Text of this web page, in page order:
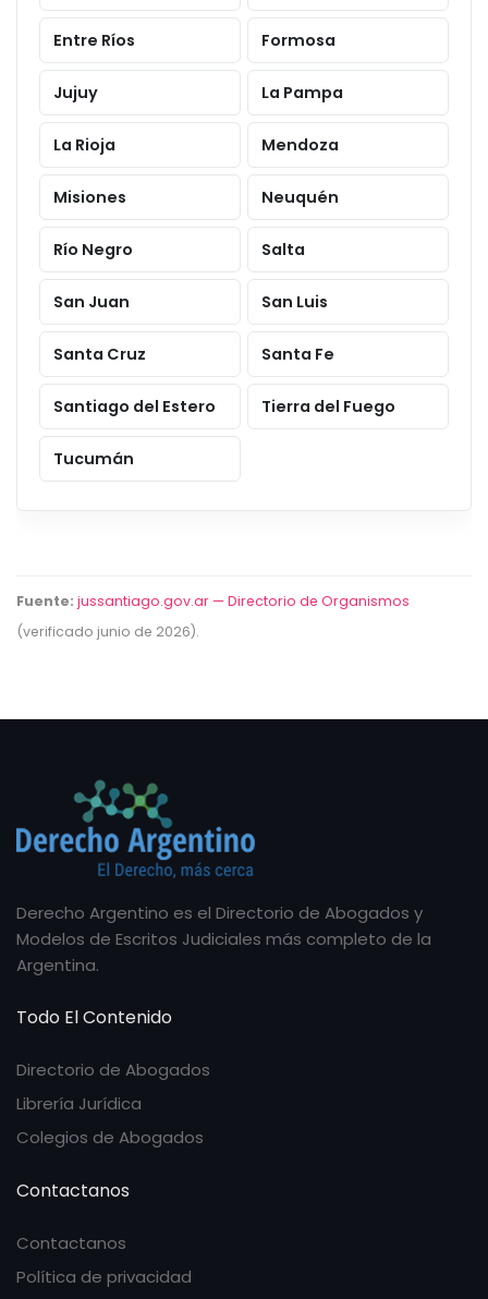
Entre Ríos Formosa
Jujuy La Pampa
La Rioja Mendoza
Misiones Neuquén
Río Negro Salta
San Juan San Luis
Santa Cruz Santa Fe
Santiago del Estero Tierra del Fuego
Tucumán
Fuente: jussantiago.gov.ar — Directorio de Organismos
(verificado junio de 2026).
Derecho Argentino es el Directorio de Abogados y
Modelos de Escritos Judiciales más completo de la
Argentina.
Todo El Contenido
Directorio de Abogados
Librería Jurídica
Colegios de Abogados
Contactanos
Contactanos
Política de privacidad